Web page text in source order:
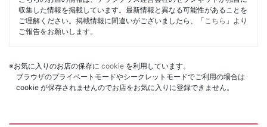
収集した情報を掲載しています。最新情報と異なる可能性があることを
ご理解ください。掲載情報に間違いがございましたら、「こちら 」より
ご報告をお願いします。
※お気に入りのお店の保存に cookie を利用しています。
ブラウザのプライベートモードやシークレットモードでご利用の場合は
cookie が保存されませんのでお店をお気に入りに登録できません。